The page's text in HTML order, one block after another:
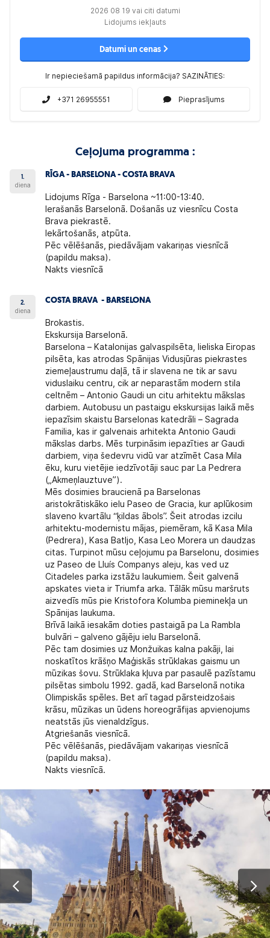
2026 08 19 vai citi datumi
Lidojums iekļauts
Datumi un cenas
Ir nepieciešamā papildus informācija? SAZINĀTIES:
+371 26955551 Pieprasījums
Ceļojuma programma :
1.
diena
RĪGA - BARSELONA - COSTA BRAVA
Lidojums Rīga - Barselona ~11:00-13:40.
Ierašanās Barselonā. Došanās uz viesnīcuCosta
Brava piekrastē.
Iekārtošanās, atpūta.
Pēc vēlēšanās, piedāvājam vakariņas viesnīcā
(papildu maksa).
Nakts viesnīcā
2.
diena
COSTA BRAVA - BARSELONA
Brokastis.
Ekskursija Barselonā.
Barselona – Katalonijas galvaspilsēta, lieliska Eiropas
pilsēta, kas atrodas Spānijas Vidusjūras piekrastes
ziemeļaustrumu daļā, tā ir slavena ne tik ar savu
viduslaiku centru, cik ar neparastām modern stila
celtnēm – Antonio Gaudi un citu arhitektu mākslas
darbiem. Autobusu un pastaigu ekskursijas laikā mēs
iepazīsim skaistu Barselonas katedrāli – Sagrada
Familia, kas ir galvenais arhitekta Antonio Gaudi
mākslas darbs. Mēs turpināsim iepazīties ar Gaudi
darbiem, viņa šedevru vidū var atzīmēt Casa Mila
ēku, kuru vietējie iedzīvotāji sauc par La Pedrera
(„Akmeņlauztuve”).
Mēs dosimies braucienā pa Barselonas
aristokrātiskāko ielu Paseo de Gracia, kur aplūkosim
slaveno kvartālu “ķildas ābols”. Šeit atrodas izcilu
arhitektu-modernistu mājas, piemēram, kā Kasa Mila
(Pedrera), Kasa Batljo, Kasa Leo Morera un daudzas
citas. Turpinot mūsu ceļojumu pa Barselonu, dosimies
uz Paseo de Lluís Companys aleju, kas ved uz
Citadeles parka izstāžu laukumiem. Šeit galvenā
apskates vieta ir Triumfa arka. Tālāk mūsu maršruts
aizvedīs mūs pie Kristofora Kolumba pieminekļa un
Spānijas laukuma.
Brīvā laikā iesakām doties pastaigā pa La Rambla
bulvāri – galveno gājēju ielu Barselonā.
Pēc tam dosimies uz Monžuikas kalna pakāji, lai
noskatītos krāšņo Maģiskās strūklakas gaismu un
mūzikas šovu. Strūklaka kļuva par pasaulē pazīstamu
pilsētas simbolu 1992. gadā, kad Barselonā notika
Olimpiskās spēles. Bet arī tagad pārsteidzošais
krāsu, mūzikas un ūdens horeogrāfijas apvienojums
neatstās jūs vienaldzīgus.
Atgriešanās viesnīcā.
Pēc vēlēšanās, piedāvājam vakariņas viesnīcā
(papildu maksa).
Nakts viesnīcā.